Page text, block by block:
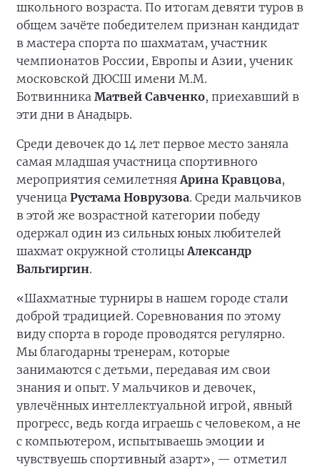
школьного возраста. По итогам девяти туров в
общем зачёте победителем признан кандидат
в мастера спорта по шахматам, участник
чемпионатов России, Европы и Азии, ученик
московской ДЮСШ имени М.М.
Ботвинника Матвей Савченко, приехавший в
эти дни в Анадырь.
Среди девочек до 14 лет первое место заняла
самая младшая участница спортивного
мероприятия семилетняяАрина Кравцова,
ученица Рустама Новрузова. Среди мальчиков
в этой же возрастной категории победу
одержал один из сильных юных любителей
шахмат окружной столицыАлександр
Вальгиргин.
«Шахматные турниры в нашем городе стали
доброй традицией. Соревнования по этому
виду спорта в городе проводятся регулярно.
Мы благодарны тренерам, которые
занимаются с детьми, передавая им свои
знания и опыт. У мальчиков и девочек,
увлечённых интеллектуальной игрой, явный
прогресс, ведь когда играешь с человеком, а не
с компьютером, испытываешь эмоции и
чувствуешь спортивный азарт», — отметил